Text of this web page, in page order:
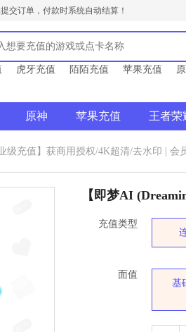
交订单，付款时系统自动结算！
虎牙充值 陌陌充值 苹果充值
原神 苹果充值 王者荣
级充值】获商用授权/4K超清/去水印 | 会
【即梦AI
充值类型
面值
基